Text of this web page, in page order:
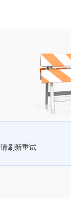
刷新重试